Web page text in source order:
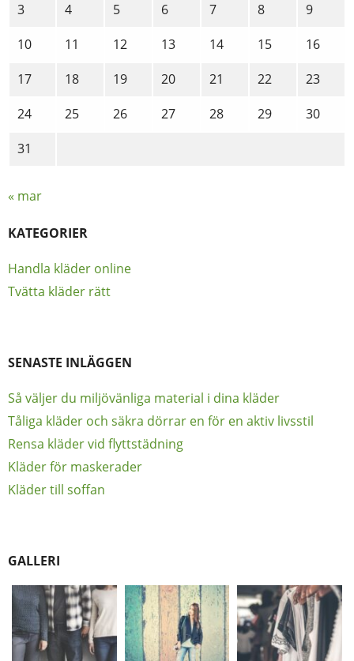
3
4 5 6 7 8
9
10
11 12 13 14 15
16
17
18 19 20 21 22
23
24
25 26 27 28 29
30
31
« mar
KATEGORIER
Handla kläder online
Tvätta kläder rätt
SENASTE INLÄGGEN
Så väljer du miljövänliga material i dina kläder
Tåliga kläder och säkra dörrar en för en aktiv livsstil
Rensa kläder vid flyttstädning
Kläder för maskerader
Kläder till soffan
GALLERI